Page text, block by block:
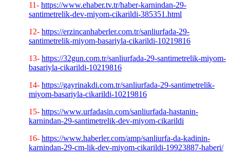
11- https://www.ehaber.tv.tr/haber-karnindan-29-
santimetrelik-dev-miyom-cikarildi-385351.html
12- https://erzincanhaberler.com.tr/sanliurfada-29-
santimetrelik-miyom-basariyla-cikarildi-10219816
13- https://32gun.com.tr/sanliurfada-29-santimetrelik-miyom-
basariyla-cikarildi-10219816
14- https://gayrinakdi.com.tr/sanliurfada-29-santimetrelik-
miyom-basariyla-cikarildi-10219816
15- https://www.urfadasin.com/sanliurfada-hastanin-
karnindan-29-santimetrelik-dev-miyom-cikarildi
16- https://www.haberler.com/amp/sanliurfa-da-kadinin-
karnindan-29-cm-lik-dev-miyom-cikarildi-19923887-haberi/